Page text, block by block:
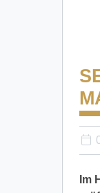
Im